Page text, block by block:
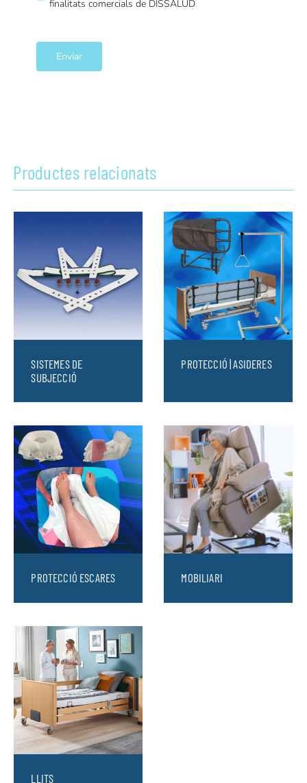
finalitats comercials de DISSALUD
Enviar
Productes relacionats
SISTEMES DE
SUBJECCIÓ
PROTECCIÓ | ASIDERES
PROTECCIÓ ESCARES MOBILIARI
LLITS